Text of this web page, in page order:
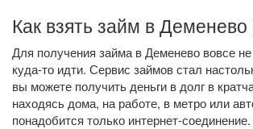
Как взять займ в
Для получения займа в Деменево вовсе
куда-то идти. Сервис займов стал
вы можете получить деньги в долг в
находясь дома, на работе, в метро или
понадобится только интернет-соединение